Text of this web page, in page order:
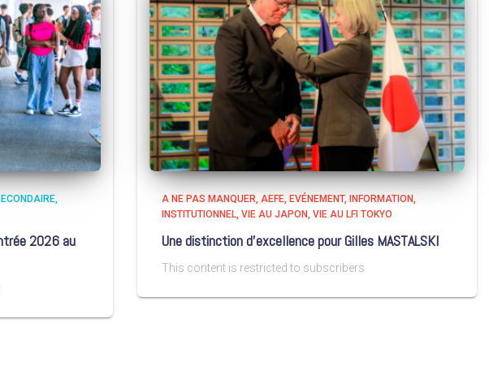
2026 au
A NE PAS MANQUER AEFE EVÉNEMENT
INFORMATION
INSTITUTIONNEL VIE AU JAPON VIE AU LFI TOKYO
Une distinction d’excellence pour Gilles MASTALSKI
This content is restricted to subscribers